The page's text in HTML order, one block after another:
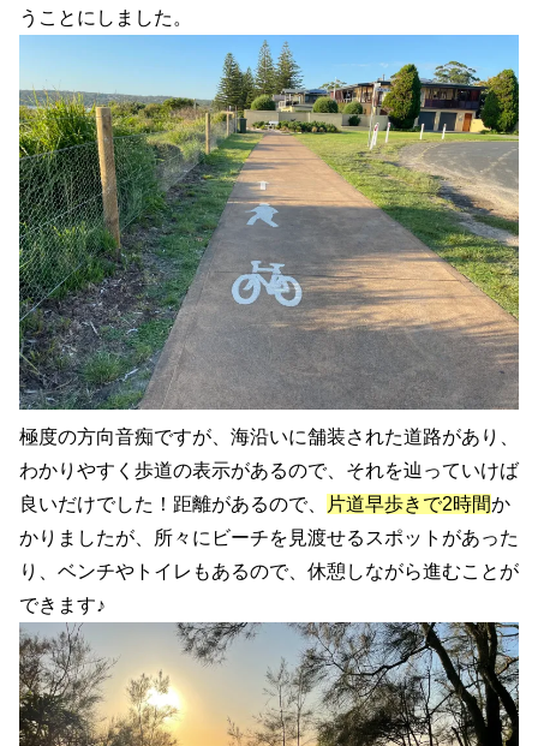
うことにしました。
極度の方向音痴ですが、海沿いに舗装された道路があり、
わかりやすく歩道の表示があるので、それを辿っていけば
良いだけでした！距離があるので、
片道早歩きで2時間か
かりましたが、所々にビーチを見渡せるスポットがあった
り、ベンチやトイレもあるので、休憩しながら進むことが
できます♪